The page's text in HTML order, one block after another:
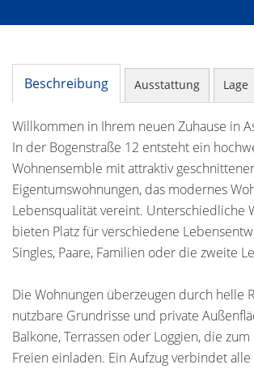
Beschreibung Ausstattung Lage
Willkommen in Ihrem neuen Zuhause in
In der Bogenstraße 12 entsteht ein
Wohnensemble mit attraktiv
Eigentumswohnungen, das modernes
Lebensqualität vereint. Unterschiedliche
bieten Platz für verschiedene
Singles, Paare, Familien oder die zweite
Die Wohnungen überzeugen durch helle
nutzbare Grundrisse und private
Balkone, Terrassen oder Loggien, die
Freien einladen. Ein Aufzug verbindet